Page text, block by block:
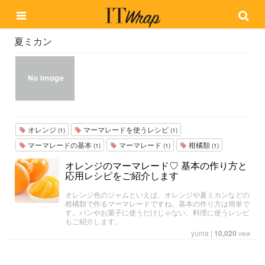
夏ミカン
オレンジ (1) マーマレードを使うレシピ (1)
マーマレードの基本 (1) マーマレード (1) 柑橘類 (1)
オレンジのマーマレード♡ 基本の作り方と
応用レシピをご紹介します
オレンジ色のジャムといえば、オレンジや夏ミカンなどの
柑橘類で作るマーマレードですね。基本の作り方は簡単で
す。パンやお菓子に使うだけじゃない、料理に使うレシピ
もご紹介します。
yuma | 10,020 view